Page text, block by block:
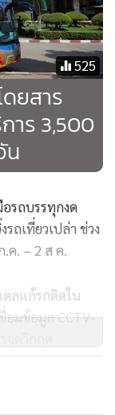
525
ยสาร
าร 3,500
น
รถบรรทุกงด
ถเที่ยวเปล่า ช่วง
.ค. – 2 ส ค.
ดลแก้รถติดใน
อมข้อมูล CCTV-
จุดวิกฤต
ล้วกับครั้งเล่า